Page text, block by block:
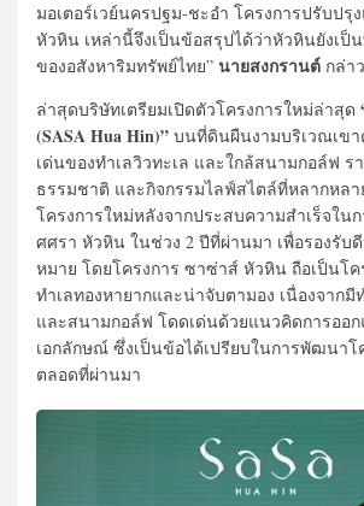
มอเตอร์เวย์นครปฐม-ชะอำ โครงการปรับป
หัวหิน เหล่านี้จึงเป็นข้อสรุปได้ว่าหัวหินยังเป็
ของอสังหาริมทรัพย์ไทย” นายสงกรานต์ กล่าว
ล่าสุดบริษัทเตรียมเปิดตัวโครงการใหม่ล่าสุด
(SASA Hua Hin)” บนที่ดินผืนงามบริเวณเขา
เด่นของทำเลวิวทะเล และใกล้สนามกอล์ฟ ร
ธรรมชาติ และกิจกรรมไลฟ์สไตล์ที่หลากหลา
โครงการใหม่หลังจากประสบความสำเร็จใน
ศศรา หัวหิน ในช่วง 2 ปีที่ผ่านมา เพื่อรองรับ
หมาย โดยโครงการ ซาซ่าส์ หัวหิน ถือเป็นโ
ทำเลทองหายากและน่าจับตามอง เนื่องจากมี
และสนามกอล์ฟ โดดเด่นด้วยแนวคิดการออ
เอกลักษณ์ ซึ่งเป็นข้อได้เปรียบในการพัฒนาโ
ตลอดที่ผ่านมา